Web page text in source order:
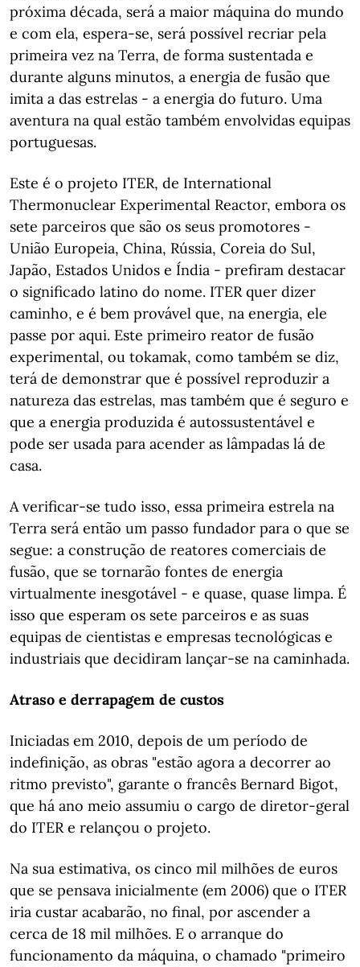
próxima década, será a maior máquina do mundo
e com ela, espera-se, será possível recriar pela
primeira vez na Terra, de forma sustentada e
durante alguns minutos, a energia de fusão que
imita a das estrelas - a energia do futuro. Uma
aventura na qual estão também envolvidas equipas
portuguesas.
Este é o projeto ITER, de International
Thermonuclear Experimental Reactor, embora os
sete parceiros que são os seus promotores -
União Europeia, China, Rússia, Coreia do Sul,
Japão, Estados Unidos e Índia - prefiram destacar
o significado latino do nome. ITER quer dizer
caminho, e é bem provável que, na energia, ele
passe por aqui. Este primeiro reator de fusão
experimental, ou tokamak, como também se diz,
terá de demonstrar que é possível reproduzir a
natureza das estrelas, mas também que é seguro e
que a energia produzida é autossustentável e
pode ser usada para acender as lâmpadas lá de
casa.
A verificar-se tudo isso, essa primeira estrela na
Terra será então um passo fundador para o que se
segue: a construção de reatores comerciais de
fusão, que se tornarão fontes de energia
virtualmente inesgotável - e quase, quase limpa. É
isso que esperam os sete parceiros e as suas
equipas de cientistas e empresas tecnológicas e
industriais que decidiram lançar-se na caminhada.
Atraso e derrapagem de custos
Iniciadas em 2010, depois de um período de
indefinição, as obras "estão agora a decorrer ao
ritmo previsto", garante o francês Bernard Bigot,
que há ano meio assumiu o cargo de diretor-geral
do ITER e relançou o projeto.
Na sua estimativa, os cinco mil milhões de euros
que se pensava inicialmente (em 2006) que o ITER
iria custar acabarão, no final, por ascender a
cerca de 18 mil milhões. E o arranque do
funcionamento da máquina, o chamado "primeiro